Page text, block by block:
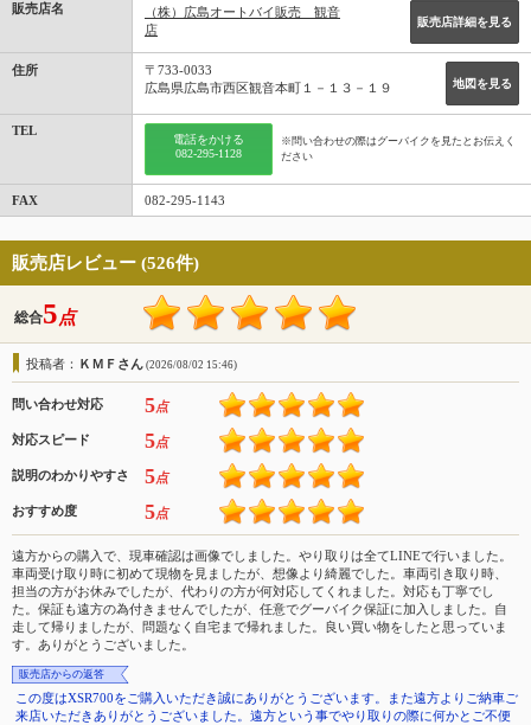
販売店名
（株）広島オートバイ販売 観音
店
販売店詳細を見る
住所
地図を見る
〒733-0033
広島県広島市西区観音本町１－１３－１９
TEL
電話をかける
082-295-1128
※問い合わせの際はグーバイクを見たとお伝えく
ださい
FAX 082-295-1143
販売店レビュー (526件)
総合5点
投稿者： ＫＭＦさん (2026/08/02 15:46)
問い合わせ対応 5点
対応スピード 5点
説明のわかりやすさ 5点
おすすめ度 5点
遠方からの購入で、現車確認は画像でしました。やり取りは全てLINEで行いました。
車両受け取り時に初めて現物を見ましたが、想像より綺麗でした。車両引き取り時、
担当の方がお休みでしたが、代わりの方が何対応してくれました。対応も丁寧でし
た。保証も遠方の為付きませんでしたが、任意でグーバイク保証に加入しました。自
走して帰りましたが、問題なく自宅まで帰れました。良い買い物をしたと思っていま
す。ありがとうございました。
販売店からの返答
この度はXSR700をご購入いただき誠にありがとうございます。また遠方よりご納車ご
来店いただきありがとうございました。遠方という事でやり取りの際に何かとご不便